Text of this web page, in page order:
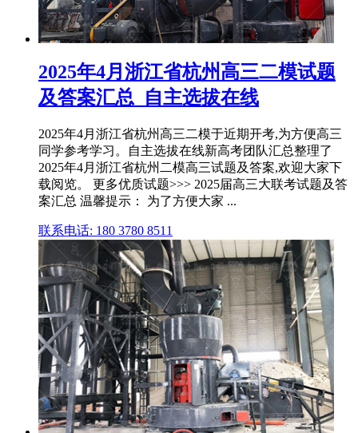
2025年4月浙江省杭州高三二模试题
及答案汇总_自主选拔在线
2025年4月浙江省杭州高三二模于近期开考,为方便高三
同学参考学习。自主选拔在线新高考团队汇总整理了
2025年4月浙江省杭州二模高三试题及答案,欢迎大家下
载阅览。 更多优质试题>>> 2025届高三大联考试题及答
案汇总 温馨提示： 为了方便大家 ...
联系电话: 180 3780 8511